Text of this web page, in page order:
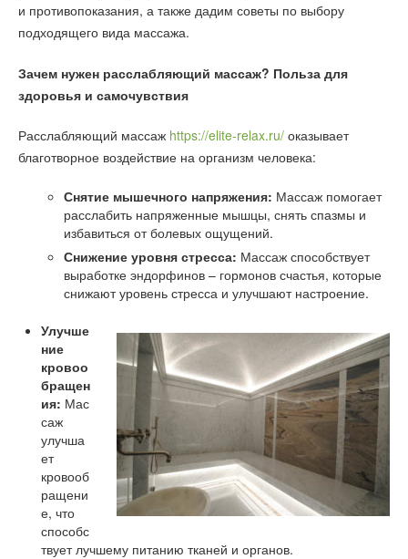
и противопоказания, а также дадим советы по выбору
подходящего вида массажа.
Зачем нужен расслабляющий массаж? Польза для
здоровья и самочувствия
Расслабляющий массаж https://elite-relax.ru/ оказывает
благотворное воздействие на организм человека:
Снятие мышечного напряжения: Массаж помогает
расслабить напряженные мышцы, снять спазмы и
избавиться от болевых ощущений.
Снижение уровня стресса: Массаж способствует
выработке эндорфинов – гормонов счастья, которые
снижают уровень стресса и улучшают настроение.
Улучше
ние
кровоо
бращен
ия: Мас
саж
улучша
ет
кровооб
ращени
е, что
способс
твует лучшему питанию тканей и органов.